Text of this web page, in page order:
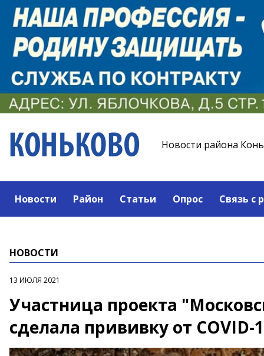
Новости района
Новости Район Статьи Опрос Связь с
НОВОСТИ
13 ИЮЛЯ 2021
Участница проекта
сделала прививку от COVID-